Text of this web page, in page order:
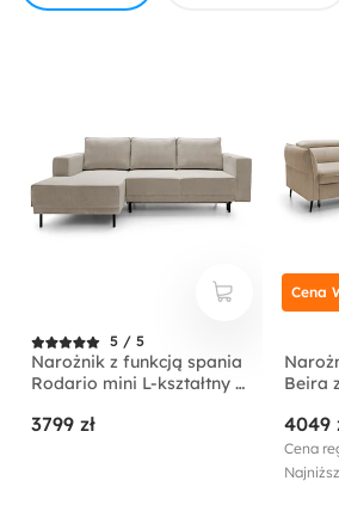
5 / 5
Narożnik z funkcją spania
Rodario mini L-kształtny z
ciemnobeżowy sztruks
3799 zł
Beira
4049
Cena
Cena